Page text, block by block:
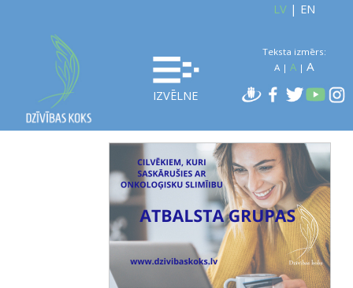
IZVĒLNE
LV| EN
Teksta izmērs:
A| A| A